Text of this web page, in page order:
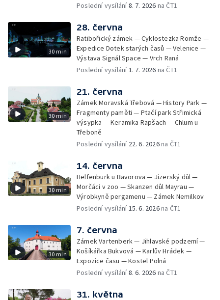
Poslední vysílání8. 7. 2026 na ČT1
30 min
28. června
Ratibořický zámek — Cyklostezka Romže —
Expedice Dotek starých časů — Velenice —
Výstava Signál Space — Vrch Raná
Poslední vysílání 1. 7. 2026 na ČT1
30 min
21. června
Zámek Moravská Třebová — History Park —
Fragmenty paměti — Ptačí park Střimická
výsypka — Keramika Rapšach — Chlum u
Třeboně
Poslední vysílání 22. 6. 2026na ČT1
30 min
14. června
Helfenburk u Bavorova — Jizerský důl —
Morčáci v zoo — Skanzen důl Mayrau —
Výrobkyně pergamenu — Zámek Nemilkov
Poslední vysílání 15. 6. 2026na ČT1
30 min
7. června
Zámek Vartenberk — Jihlavské podzemí —
Košíkářka Bukvová — Karlův Hrádek —
Expozice času — Kostel Polná
Poslední vysílání8. 6. 2026 na ČT1
31. května